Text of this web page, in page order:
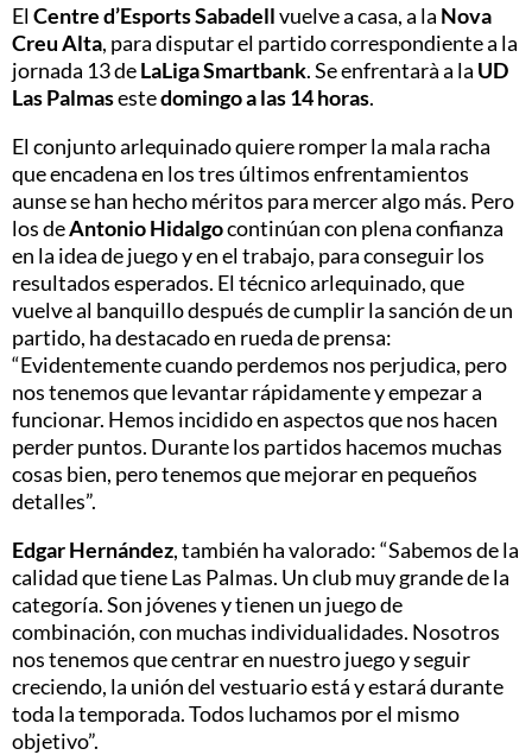
ElCentre d’Esports Sabadellvuelve a casa, a la Nova
Creu Alta, para disputar el partido correspondiente a la
jornada 13 deLaLiga Smartbank. Se enfrentarà a la UD
Las Palmasestedomingo a las 14 horas.
El conjunto arlequinado quiere romper la mala racha
que encadena en los tres últimos enfrentamientos
aunse se han hecho méritos para mercer algo más. Pero
los deAntonio Hidalgocontinúan con plena confianza
en la idea de juego y en el trabajo, para conseguir los
resultados esperados. El técnico arlequinado, que
vuelve al banquillo después de cumplir la sanción de un
partido, ha destacado en rueda de prensa:
“Evidentemente cuando perdemos nos perjudica, pero
nos tenemos que levantar rápidamente y empezar a
funcionar. Hemos incidido en aspectos que nos hacen
perder puntos. Durante los partidos hacemos muchas
cosas bien, pero tenemos que mejorar en pequeños
detalles”.
Edgar Hernández, también ha valorado: “Sabemos de la
calidad que tiene Las Palmas. Un club muy grande de la
categoría. Son jóvenes y tienen un juego de
combinación, con muchas individualidades. Nosotros
nos tenemos que centrar en nuestro juego y seguir
creciendo, la unión del vestuario está y estará durante
toda la temporada. Todos luchamos por el mismo
objetivo”.